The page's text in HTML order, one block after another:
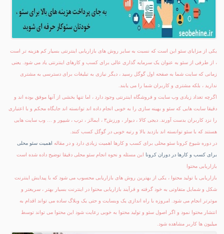
یکی از مزایای سئو این است که نسبت به سایر روش های بازاریابی اینترنتی بسیار کم هزینه تر است
، از طرفی از سئو به عنوان یک سرمایه گذاری عالی برای کسب و کارهای اینترنتی یاد می شود. یعنی
زمانی که سایت شما به صفحه اول گوگل رسید ، دیگر نیازی به تبلیغات برای دسترسی به مشتری
ندارید ، بلکه مشتری و کاربران شما را می یابند.
اگرچه تعداد زیادی وب سایت و فروشگاه اینترنتی وجود دارد ، اما تنها بخشی از آنها موفق بوده اند و
دقیقا سایت هایی که سئو و بهینه سازی را به خوبی انجام داده اند توانسته اند جایگاه محکم و با اعتباری
را نزد کاربران بدست آورند. دیجی کالا ، دیوار ، ورزش۳ ، ایمالز ، ترب ، شیپور و … وب سایت هایی
هستند که با سئو توانسته اند بازدید بالا و رتبه خوبی در گوگل کسب کنند.
در دوره شیوع کرونا سئو محلی برای کسب و کارها اهمیت زیادی دارد و در مقاله اهمیت سئو محلی
برای کسب و کارها در دوران کرونا این مسئله و نحوه انجام سئو محلی دقیقا توضیح داده شده است
بازاریابی محتوا
بازاریابی یا تولید محتوا ، یکی از بهترین روش های بازاریابی محسوب می شود که با پیدایش اینترنت
شکل و شمایل متفاوتی به خود گرفته و فرآیند بازاریابی محتوا در اینترنت بسیار بهتر ، سریعتر و
موثرتر انجام می شود. امروزه با راه اندازی یک وبسایت و حتی یک وبلاگ ساده می تواند اقدام به
انتشار محتوا نمود و اگر اصول سئو و تولید محتوا به خوبی رعایت شود این محتوا می تواند توسط
میلیون ها کاربر مشاهده شود.